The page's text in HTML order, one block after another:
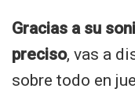
Gracias a su
preciso, vas a
sobre todo en